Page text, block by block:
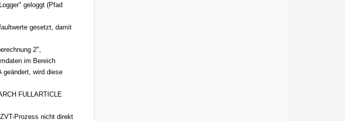
geloggt (Pfad
gesetzt, damit
2",
im Bereich
geändert, wird diese
FULLARTICLE
Prozess nicht direkt